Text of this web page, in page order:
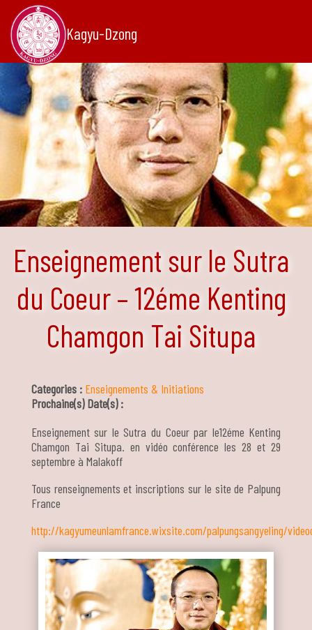
Kagyu-Dzong
Enseignement sur le Sutra
du Coeur – 12éme Kenting
Chamgon Tai Situpa
Categories : Enseignements & Initiations
Prochaine(s) Date(s) :
Enseignement sur le Sutra du Coeur par le12éme Kenting
Chamgon Tai Situpa. en vidéo conférence les 28 et 29
septembre à Malakoff
Tous renseignements et inscriptions sur le site de Palpung
France
http://kagyumeunlamfrance.wixsite.com/palpungsangyeling/